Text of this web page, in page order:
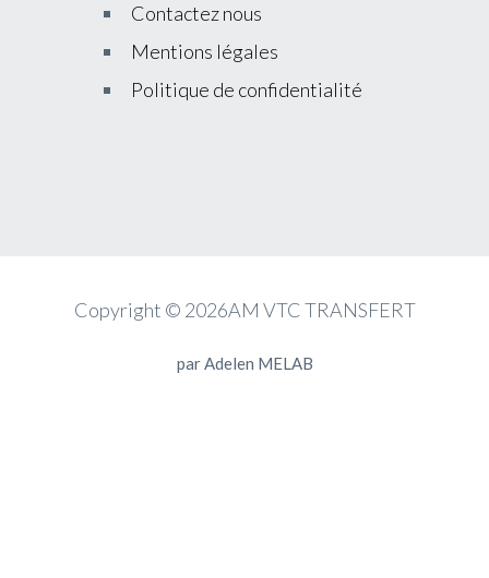
Contactez nous
Mentions légales
Politique de confidentialité
Copyright © 2026AM VTC TRANSFERT
parAdelen MELAB